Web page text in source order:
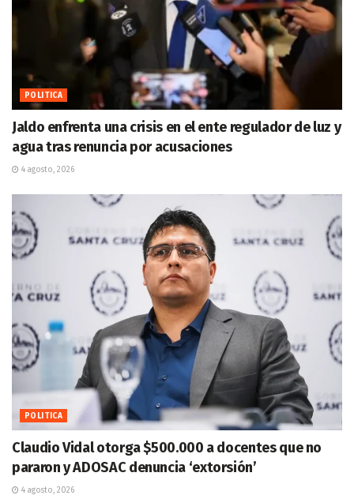
POLITICA
Jaldo enfrenta una crisis en el ente regulador de luz y
agua tras renuncia por acusaciones
4 agosto, 2026
POLITICA
Claudio Vidal otorga $500.000 a docentes que no
pararon y ADOSAC denuncia ‘extorsión’
4 agosto, 2026